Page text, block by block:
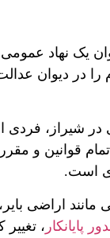
یک نهاد عمومی،
در دیوان عدالت
شیراز، فردی
قوانین و
است.
اراضی بایر،
، تغییر